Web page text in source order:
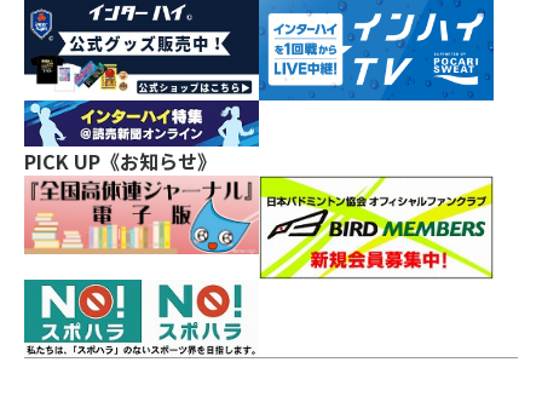
PICK UP《お知らせ》